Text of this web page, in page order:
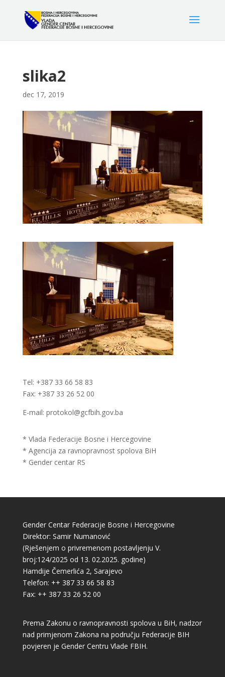
slika2
dec 17, 2019
Tel: +387 33 66 58 83
Fax: +387 33 26 52 00
E-mail: protokol@gcfbih.gov.ba
* Vlada Federacije Bosne i Hercegovine
* Agencija za ravnopravnost spolova BiH
* Gender centar RS
Gender Centar Federacije Bosne i Hercegovine
Direktor: Samir Numanović
(Rješenjem o privremenom postavljenju V.
broj:124/2025 od 13. 02.2025. godine)
Hamdije Čemerlića 2, Sarajevo
Telefon: ++ 387 33 66 58 83
Fax: ++ 387 33 26 52 00
Prema Zakonu o ravnopravnosti spolova u BiH, nadzor
nad primjenom Zakona na području Federacije BIH
povjeren je Gender Centru Vlade FBIH.